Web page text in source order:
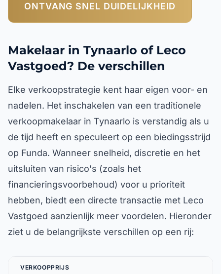
ONTVANG SNEL DUIDELIJKHEID
Makelaar in Tynaarlo of Leco
Vastgoed? De verschillen
Elke verkoopstrategie kent haar eigen voor- en
nadelen. Het inschakelen van een traditionele
verkoopmakelaar in Tynaarlo is verstandig als u
de tijd heeft en speculeert op een biedingsstrijd
op Funda. Wanneer snelheid, discretie en het
uitsluiten van risico's (zoals het
financieringsvoorbehoud) voor u prioriteit
hebben, biedt een directe transactie met Leco
Vastgoed aanzienlijk meer voordelen. Hieronder
ziet u de belangrijkste verschillen op een rij:
VERKOOPPRIJS